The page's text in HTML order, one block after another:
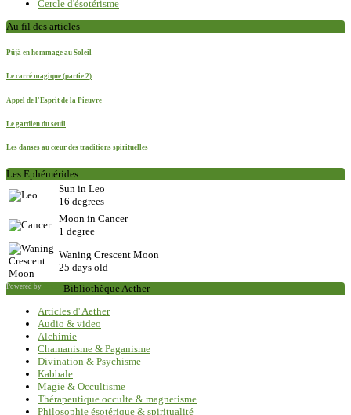
Cercle d'ésotérisme
Au fil des articles
Pûjâ en hommage au Soleil
Le carré magique (partie 2)
Appel de l'Esprit de la Pieuvre
Le gardien du seuil
Les danses au cœur des traditions spirituelles
Les Ephémérides
Sun in Leo
16 degrees
Moon in Cancer
1 degree
Waning Crescent Moon
25 days old
Powered by
Bibliothèque Aether
Articles d' Aether
Audio & video
Alchimie
Chamanisme & Paganisme
Divination & Psychisme
Kabbale
Magie & Occultisme
Thérapeutique occulte & magnetisme
Philosophie ésotérique & spiritualité